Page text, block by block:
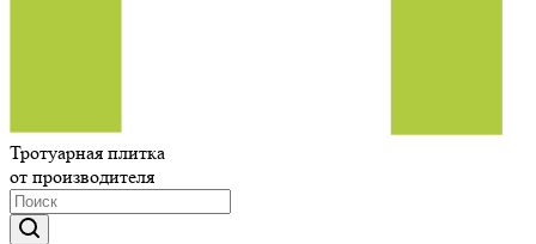
Тротуарная плитка
от производителя